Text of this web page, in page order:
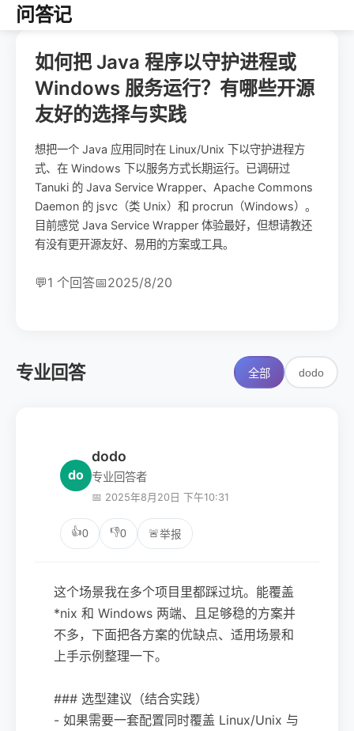
问答记
如何把 Java 程序以守护进程或
Windows 服务运行？有哪些开源
友好的选择与实践
想把一个 Java 应用同时在 Linux/Unix 下以守护进程方
式、在 Windows 下以服务方式长期运行。已调研过
Tanuki 的 Java Service Wrapper、Apache Commons
Daemon 的 jsvc（类 Unix）和 procrun（Windows）。
目前感觉 Java Service Wrapper 体验最好，但想请教还
有没有更开源友好、易用的方案或工具。
💬1 个回答📅2025/8/20
专业回答 全部 dodo
do
dodo
专业回答者
📅 2025年8月20日 下午10:31
👍0 👎0 🚨举报
这个场景我在多个项目里都踩过坑。能覆盖
*nix 和 Windows 两端、且足够稳的方案并
不多，下面把各方案的优缺点、适用场景和
上手示例整理一下。
### 选型建议（结合实践）
- 如果需要一套配置同时覆盖 Linux/Unix 与